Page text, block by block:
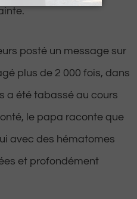
posté un message sur
plus de 2 000 fois, dans
a été tabassé au cours
le papa raconte que
avec des hématomes
et profondément